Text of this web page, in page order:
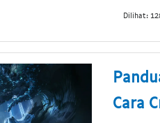
Dilihat:
Cara